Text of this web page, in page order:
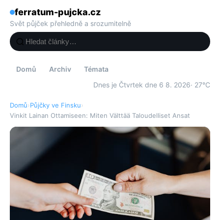
ferratum-pujcka.cz
Svět půjček přehledně a srozumitelně
Domů Archiv
Témata
Dnes je Čtvrtek dne 6 8. 2026· 27°C
Domů›Půjčky ve Finsku›
Vinkit Lainan Ottamiseen: Miten Välttää Taloudelliset Ansat